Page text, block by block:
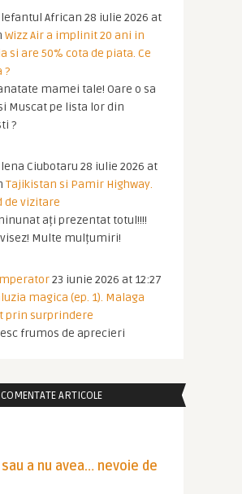
African 28 iulie 2026 at
Wizz Air a implinit 20 ani in
si are 50% cota de piata. Ce
?
mamei tale! Oare o sa
Muscat pe lista lor din
?
Ciubotaru 28 iulie 2026 at
Tajikistan si Pamir Highway.
de vizitare
ați prezentat totul!!!!
visez! Multe mulțumiri!
23 iunie 2026 at 12:27
magica (ep. 1). Malaga
prin surprindere
frumos de aprecieri
ARTICOLE
sau a nu avea… nevoie de